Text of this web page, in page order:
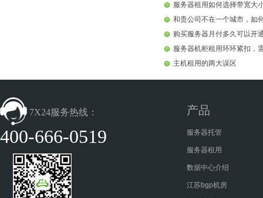
服务器租用如何选择带宽大
和贵公司不在一个城市，如
购买服务器月付多久可以开
服务器机柜租用环环紧扣，
主机租用的两大误区
7X24服务热线：
400-666-0519
产品
服务器托管
服务器租用
数据中心介绍
江苏bgp机房